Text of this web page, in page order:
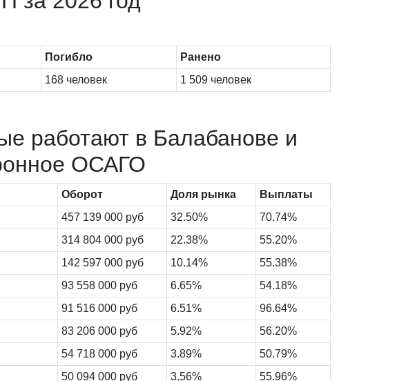
Погибло
Ранено
168 человек 1 509 человек
работают в Балабанове и
ОСАГО
Оборот Доля рынка
Выплаты
457 139 000 руб 32.50%
70.74%
314 804 000 руб 22.38%
55.20%
142 597 000 руб 10.14%
55.38%
93 558 000 руб 6.65%
54.18%
91 516 000 руб 6.51%
96.64%
83 206 000 руб 5.92%
56.20%
54 718 000 руб 3.89%
50.79%
50 094 000 руб 3.56%
55.96%